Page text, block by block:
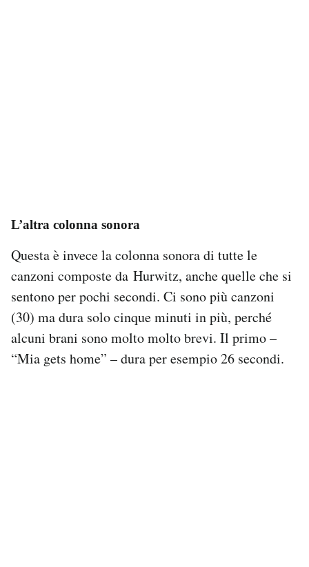
L’altra colonna sonora
Questa è invece la colonna sonora di tutte le
canzoni composte da Hurwitz, anche quelle che si
sentono per pochi secondi. Ci sono più canzoni
(30) ma dura solo cinque minuti in più, perché
alcuni brani sono molto molto brevi. Il primo –
“Mia gets home” – dura per esempio 26 secondi.